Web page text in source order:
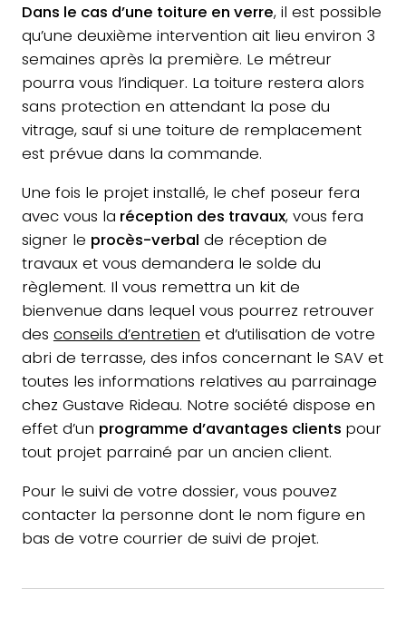
Dans le cas d’une toiture en verre, il est possible
qu’une deuxième intervention ait lieu environ 3
semaines après la première. Le métreur
pourra vous l’indiquer. La toiture restera alors
sans protection en attendant la pose du
vitrage, sauf si une toiture de remplacement
est prévue dans la commande.
Une fois le projet installé, le chef poseur fera
avec vous la réception des travaux, vous fera
signer le procès-verbal de réception de
travaux et vous demandera le solde du
règlement. Il vous remettra un kit de
bienvenue dans lequel vous pourrez retrouver
des conseils d’entretien et d’utilisation de votre
abri de terrasse, des infos concernant le SAV et
toutes les informations relatives au parrainage
chez Gustave Rideau. Notre société dispose en
effet d’un programme d’avantages clients pour
tout projet parrainé par un ancien client.
Pour le suivi de votre dossier, vous pouvez
contacter la personne dont le nom figure en
bas de votre courrier de suivi de projet.